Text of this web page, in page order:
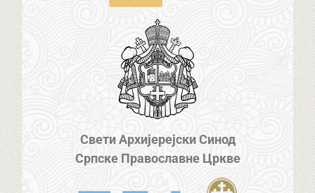
Свети Архијерејски Синод
Српске Православне Цркве